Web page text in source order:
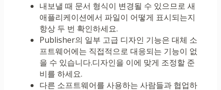
내보낼 때 문서 형식이 변경될 수 있으므로 새
애플리케이션에서 파일이 어떻게 표시되는지
항상 두 번 확인하세요.
Publisher의 일부 고급 디자인 기능은 대체 소
프트웨어에는 직접적으로 대응되는 기능이 없
을 수 있습니다.디자인을 이에 맞게 조정할 준
비를 하세요.
다른 소프트웨어를 사용하는 사람들과 협업하